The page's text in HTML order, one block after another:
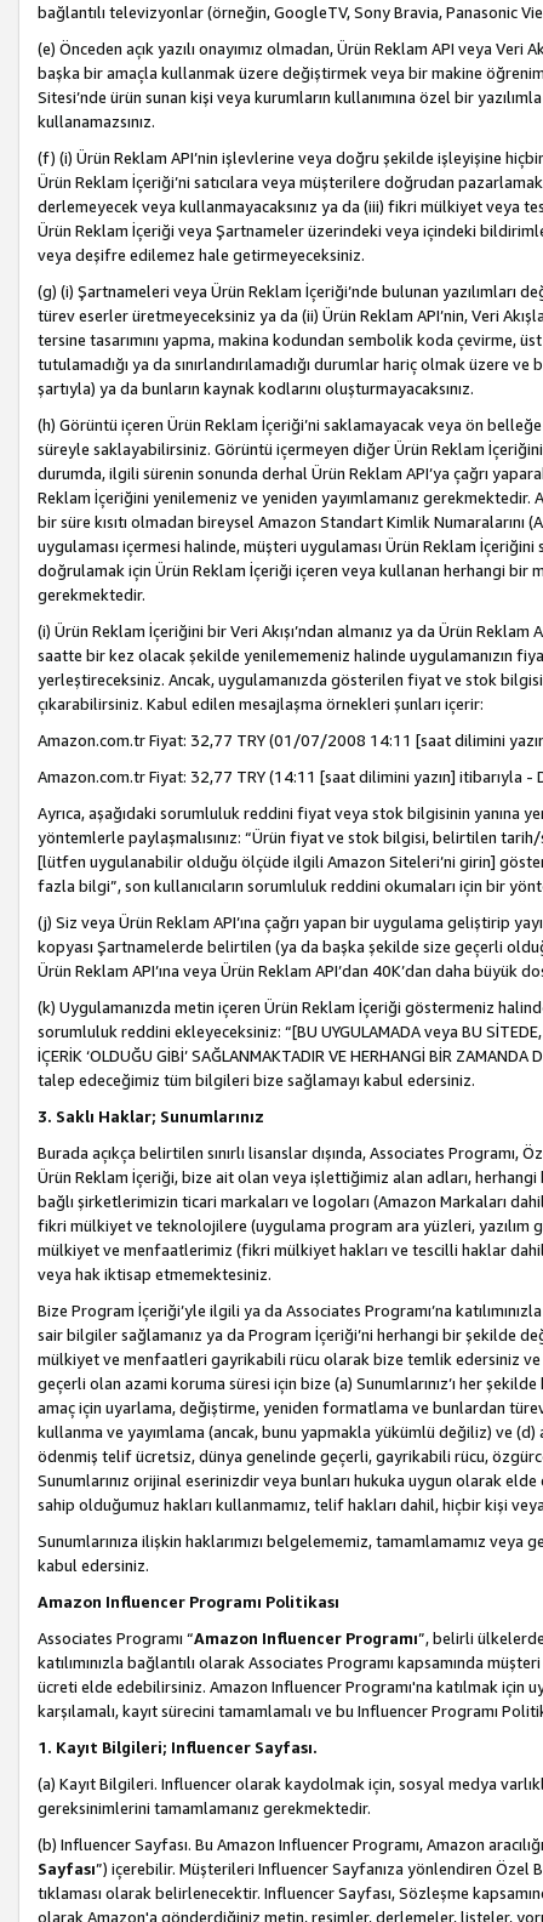
bağlantılı televizyonlar (örneğin, GoogleTV, Sony Bravia, Panasonic
(e) Önceden açık yazılı onayımız olmadan, Ürün Reklam API veya
başka bir amaçla kullanmak üzere değiştirmek veya bir makine
Sitesi’nde ürün sunan kişi veya kurumların kullanımına özel bir
kullanamazsınız.
(f) (i) Ürün Reklam API’nin işlevlerine veya doğru şekilde işleyişine
Ürün Reklam İçeriği’ni satıcılara veya müşterilere doğrudan
derlemeyecek veya kullanmayacaksınız ya da (iii) fikri mülkiyet veya
Ürün Reklam İçeriği veya Şartnameler üzerindeki veya içindeki
veya deşifre edilemez hale getirmeyeceksiniz.
(g) (i) Şartnameleri veya Ürün Reklam İçeriği’nde bulunan
türev eserler üretmeyeceksiniz ya da (ii) Ürün Reklam API’nin, Veri
tersine tasarımını yapma, makina kodundan sembolik koda çevirme,
tutulamadığı ya da sınırlandırılamadığı durumlar hariç olmak üzere
şartıyla) ya da bunların kaynak kodlarını oluşturmayacaksınız.
(h) Görüntü içeren Ürün Reklam İçeriği’ni saklamayacak veya ön
süreyle saklayabilirsiniz. Görüntü içermeyen diğer Ürün Reklam
durumda, ilgili sürenin sonunda derhal Ürün Reklam API’ya çağrı
Reklam İçeriğini yenilemeniz ve yeniden yayımlamanız gerekmektedir.
bir süre kısıtı olmadan bireysel Amazon Standart Kimlik Numaralarını
uygulaması içermesi halinde, müşteri uygulaması Ürün Reklam
doğrulamak için Ürün Reklam İçeriği içeren veya kullanan herhangi bir
gerekmektedir.
(i) Ürün Reklam İçeriğini bir Veri Akışı’ndan almanız ya da Ürün
saatte bir kez olacak şekilde yenilememeniz halinde uygulamanızın
yerleştireceksiniz. Ancak, uygulamanızda gösterilen fiyat ve stok
çıkarabilirsiniz. Kabul edilen mesajlaşma örnekleri şunları içerir:
Amazon.com.tr Fiyat: 32,77 TRY (01/07/2008 14:11 [saat dilimini
Amazon.com.tr Fiyat: 32,77 TRY (14:11 [saat dilimini yazın] itibarıyla -
Ayrıca, aşağıdaki sorumluluk reddini fiyat veya stok bilgisinin yanına
yöntemlerle paylaşmalısınız: “Ürün fiyat ve stok bilgisi, belirtilen
[lütfen uygulanabilir olduğu ölçüde ilgili Amazon Siteleri’ni girin]
fazla bilgi”, son kullanıcıların sorumluluk reddini okumaları için bir
(j) Siz veya Ürün Reklam API’ına çağrı yapan bir uygulama geliştirip
kopyası Şartnamelerde belirtilen (ya da başka şekilde size geçerli
Ürün Reklam API’ına veya Ürün Reklam API’dan 40K’dan daha büyük
(k) Uygulamanızda metin içeren Ürün Reklam İçeriği göstermeniz
sorumluluk reddini ekleyeceksiniz: “[BU UYGULAMADA veya BU SİTEDE,
İÇERİK ‘OLDUĞU GİBİ’ SAĞLANMAKTADIR VE HERHANGİ BİR
talep edeceğimiz tüm bilgileri bize sağlamayı kabul edersiniz.
3. Saklı Haklar; Sunumlarınız
Burada açıkça belirtilen sınırlı lisanslar dışında, Associates Programı,
Ürün Reklam İçeriği, bize ait olan veya işlettiğimiz alan adları,
bağlı şirketlerimizin ticari markaları ve logoları (Amazon Markaları
fikri mülkiyet ve teknolojilere (uygulama program ara yüzleri,
mülkiyet ve menfaatlerimiz (fikri mülkiyet hakları ve tescilli haklar
veya hak iktisap etmemektesiniz.
Bize Program İçeriği’yle ilgili ya da Associates Programı’na
sair bilgiler sağlamanız ya da Program İçeriği’ni herhangi bir şekilde
mülkiyet ve menfaatleri gayrikabili rücu olarak bize temlik edersiniz ve
geçerli olan azami koruma süresi için bize (a) Sunumlarınız’ı her
amaç için uyarlama, değiştirme, yeniden formatlama ve bunlardan türev
kullanma ve yayımlama (ancak, bunu yapmakla yükümlü değiliz) ve
ödenmiş telif ücretsiz, dünya genelinde geçerli, gayrikabili rücu,
Sunumlarınız orijinal eserinizdir veya bunları hukuka uygun olarak
sahip olduğumuz hakları kullanmamız, telif hakları dahil, hiçbir kişi
Sunumlarınıza ilişkin haklarımızı belgelememiz, tamamlamamız
kabul edersiniz.
Amazon Influencer Programı Politikası
Associates Programı “Amazon Influencer Programı”, belirli
katılımınızla bağlantılı olarak Associates Programı kapsamında
ücreti elde edebilirsiniz. Amazon Influencer Programı'na katılmak için
karşılamalı, kayıt sürecini tamamlamalı ve bu Influencer Programı
1. Kayıt Bilgileri; Influencer Sayfası.
(a) Kayıt Bilgileri. Influencer olarak kaydolmak için, sosyal medya
gereksinimlerini tamamlamanız gerekmektedir.
(b) Influencer Sayfası. Bu Amazon Influencer Programı, Amazon
Sayfası”) içerebilir. Müşterileri Influencer Sayfanıza yönlendiren Özel
tıklaması olarak belirlenecektir. Influencer Sayfası, Sözleşme
olarak Amazon'a gönderdiğiniz metin, resimler, derlemeler, listeler,